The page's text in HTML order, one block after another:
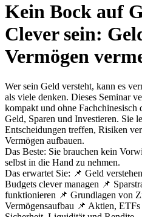
Kein Bock auf
Clever sein:
Vermögen
Wer sein Geld versteht, kann es
als viele denken. Dieses Seminar
kompakt und ohne Fachchinesisch
Geld, Sparen und Investieren. Sie
Entscheidungen treffen, Risiken
Vermögen aufbauen.
Das Beste: Sie brauchen kein
selbst in die Hand zu nehmen.
Das erwartet Sie: 📌 Geld
Budgets clever managen 📌
funktionieren 📌 Grundlagen von
Vermögensaufbau 📌 Aktien,